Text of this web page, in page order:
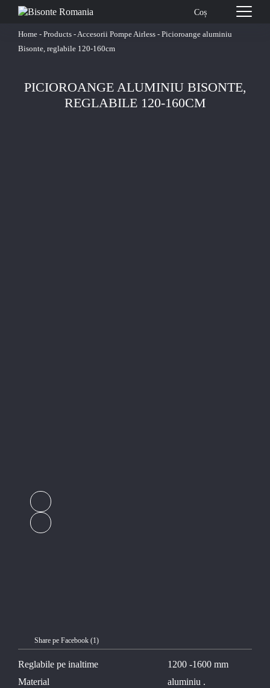
Coș
Home - Products -Accesorii Pompe Airless - Picioroange aluminiu
Bisonte, reglabile 120-160cm
PICIOROANGE ALUMINIU BISONTE,
REGLABILE 120-160CM
Share pe Facebook (1)
Reglabile pe inaltime
1200 -1600 mm
Material
aluminiu .